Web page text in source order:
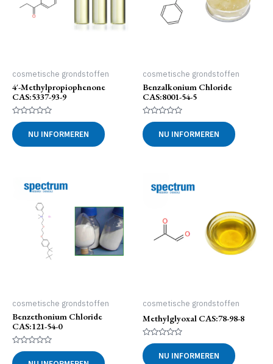
cosmetische grondstoffen
4′-Methylpropiophenone
CAS:5337-93-9
Gewaardeerd
0
uit
5
NU INFORMEREN
cosmetische grondstoffen
Benzalkonium Chloride
CAS:8001-54-5
Gewaardeerd
0
uit
5
NU INFORMEREN
cosmetische grondstoffen
Benzethonium Chloride
CAS:121-54-0
Gewaardeerd
0
cosmetische grondstoffen
Methylglyoxal CAS:78-98-8
Gewaardeerd
0
uit
NU INFORMEREN